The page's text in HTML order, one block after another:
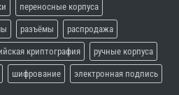
переносные корпуса
разъёмы распродажа
криптография ручные корпуса
шифрование электронная подпись